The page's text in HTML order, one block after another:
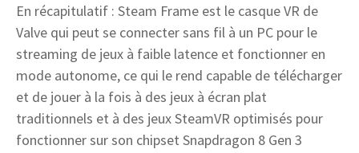
En récapitulatif : Steam Frame est le casque VR de
Valve qui peut se connecter sans fil à un PC pour le
streaming de jeux à faible latence et fonctionner en
mode autonome, ce qui le rend capable de télécharger
et de jouer à la fois à des jeux à écran plat
traditionnels et à des jeux SteamVR optimisés pour
fonctionner sur son chipset Snapdragon 8 Gen 3